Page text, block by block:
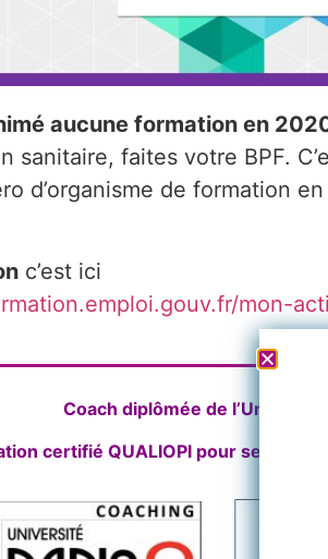
aucune formation en
sanitaire, faites votre BPF.
d’organisme de formation
c’est ici
mon-
Coach diplômée de
certifié QUALIOPI pour ses